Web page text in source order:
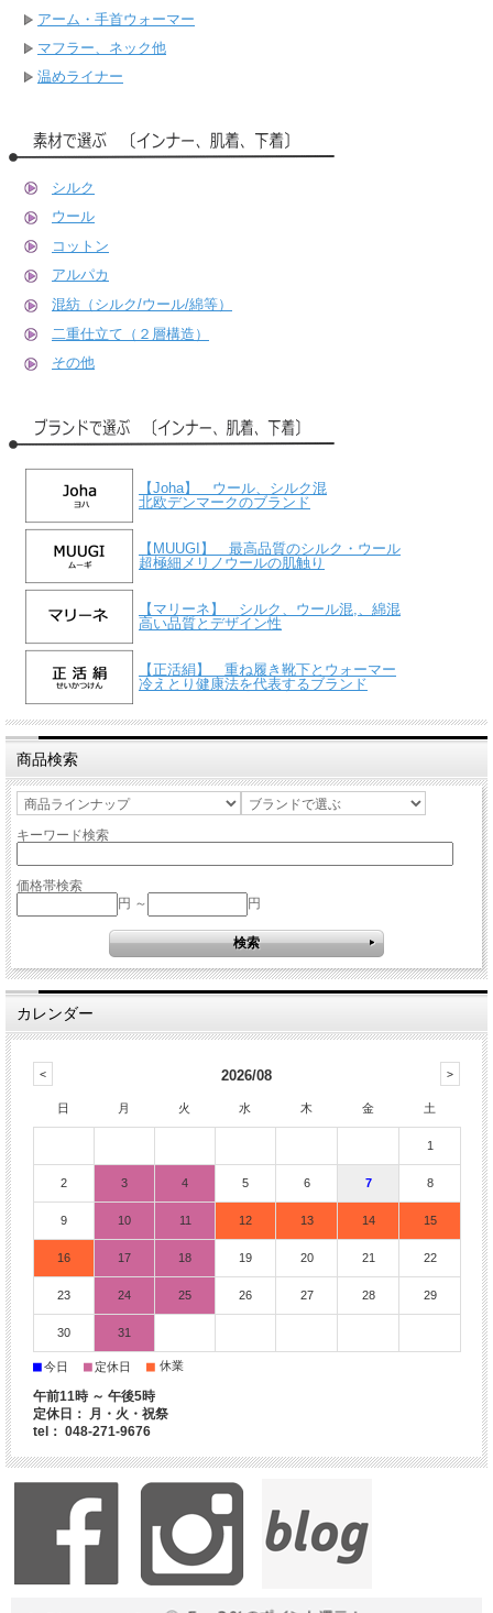
アーム・手首ウォーマー
マフラー、ネック他
温めライナー
シルク
ウール
コットン
アルパカ
混紡（シルク/ウール/綿等）
二重仕立て（２層構造）
その他
【Joha】 ウール、シルク混
北欧デンマークのブランド
【MUUGI】 最高品質のシルク・ウール
超極細メリノウールの肌触り
【マリーネ】 シルク、ウール混,、綿混
高い品質とデザイン性
【正活絹】 重ね履き靴下とウォーマー
冷えとり健康法を代表するブランド
商品検索
キーワード検索
価格帯検索
円 ～
円
カレンダー
2026/08
日 月 火 水 木 金 土
1
2 3 4 5 6 7 8
9 10 11 12 13 14 15
16 17 18 19 20 21 22
23 24 25 26 27 28 29
30 31
■今日 ■ 定休日 ■ 休業
午前11時 ～ 午後5時
定休日： 月・火・祝祭
tel： 048-271-9676